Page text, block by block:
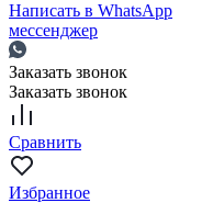
Написать в WhatsApp
мессенджер
Заказать звонок
Заказать звонок
Сравнить
Избранное